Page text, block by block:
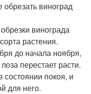
обрезать виноград
винограда
растения.
до начала ноября,
перестает расти.
состоянии покоя, и
для него.